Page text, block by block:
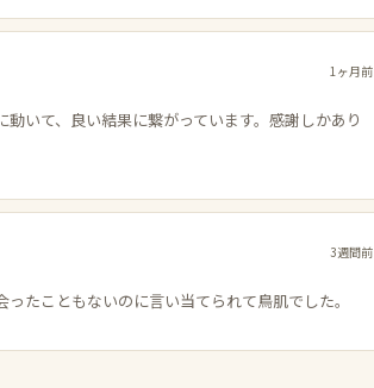
1ヶ月前
いて、良い結果に繋がっています。感謝しかあり
3週間前
たこともないのに言い当てられて鳥肌でした。